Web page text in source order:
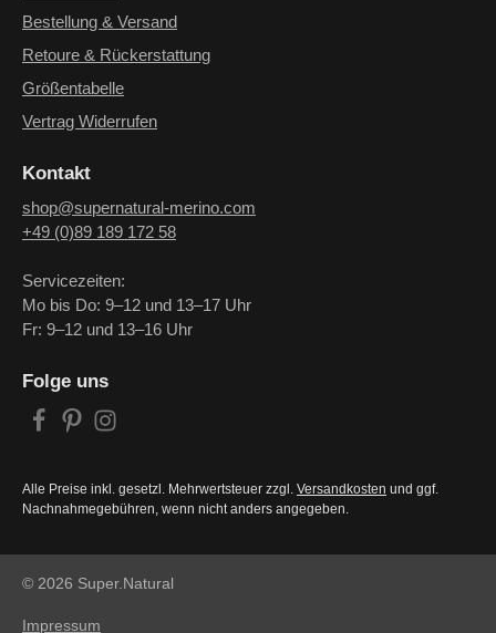
Folge uns
Alle Preise inkl. gesetzl. Mehrwertsteuer zzgl. Versandkosten und ggf.
Nachnahmegebühren, wenn nicht anders angegeben.
Bestellung & Versand
Retoure & Rückerstattung
Größentabelle
Vertrag Widerrufen
Kontakt
shop@supernatural-merino.com
+49 (0)89 189 172 58
Servicezeiten:
Mo bis Do: 9–12 und 13–17 Uhr
Fr: 9–12 und 13–16 Uhr
© 2026 Super.Natural
Impressum